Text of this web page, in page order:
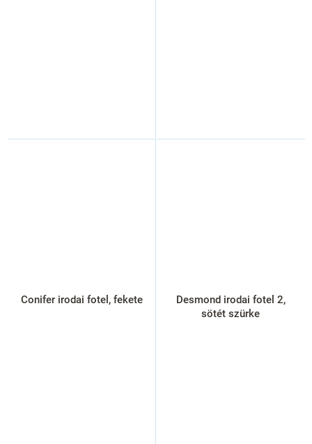
Conifer irodai fotel, fekete
Desmond irodai fotel 2,
sötét szürke